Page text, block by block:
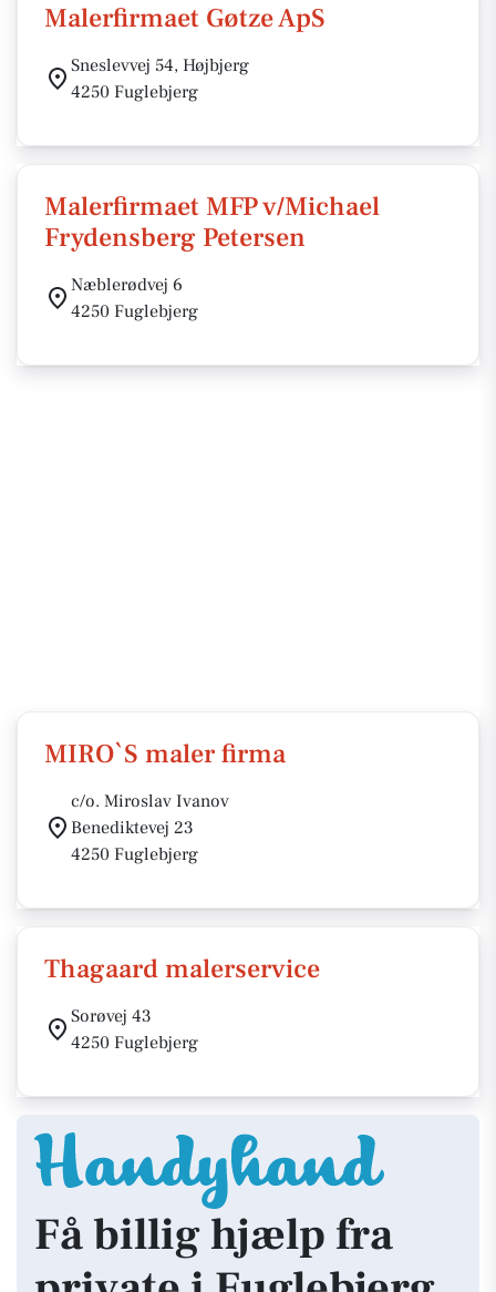
Malerfirmaet Gøtze ApS
Sneslevvej 54, Højbjerg
4250 Fuglebjerg
Malerfirmaet MFP v/Michael
Frydensberg Petersen
Næblerødvej 6
4250 Fuglebjerg
MIRO`S maler firma
c/o. Miroslav Ivanov
Benediktevej 23
4250 Fuglebjerg
Thagaard malerservice
Sorøvej 43
4250 Fuglebjerg
Få billig hjælp fra